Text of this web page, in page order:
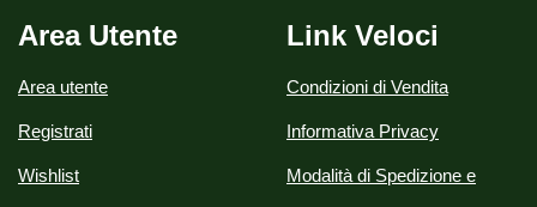
Area Utente
Area utente
Registrati
Wishlist
Link Veloci
Condizioni di Vendita
Informativa Privacy
Modalità di Spedizione e